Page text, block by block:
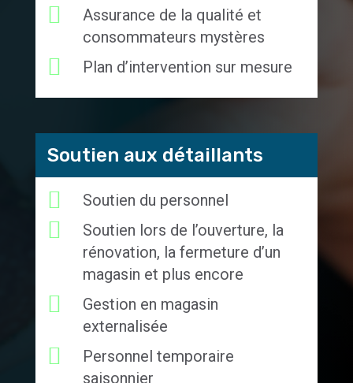
Assurance de la qualité et
consommateurs mystères
Plan d’intervention sur mesure
Soutien aux détaillants
Soutien du personnel
Soutien lors de l’ouverture, la
rénovation, la fermeture d’un
magasin et plus encore
Gestion en magasin
externalisée
Personnel temporaire
saisonnier